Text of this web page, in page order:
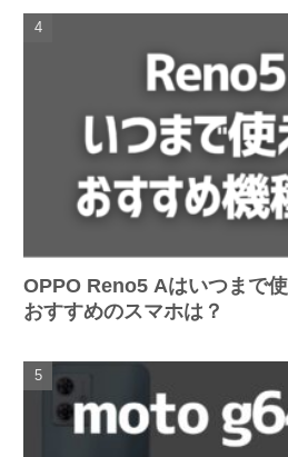
OPPO Reno5 Aはいつまで
おすすめのスマホは？